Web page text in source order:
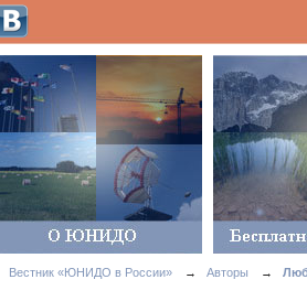
Вестник «ЮНИДО в России» → Авторы →